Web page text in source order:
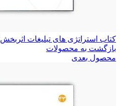
کتاب استراتژی های تبلیغات اثربخش
بازگشت به محصولات
محصول بعدی